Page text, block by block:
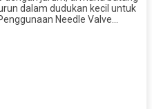
dalam dudukan kecil untuk
Needle Valve…